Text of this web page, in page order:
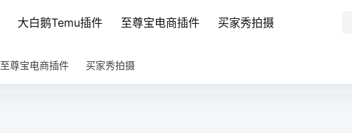
大白鹅Temu插件 至尊宝电商插件 买家秀拍摄
至尊宝电商插件 买家秀拍摄